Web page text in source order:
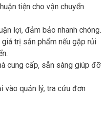
tiện cho vận chuyển
lợi, đảm bảo nhanh chóng.
trị sản phẩm nếu gặp rủi
cung cấp, sẵn sàng giúp đỡ
vào quản lý, tra cứu đơn